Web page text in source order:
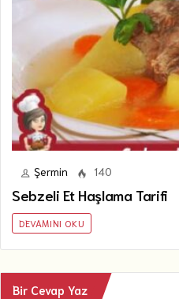
Şermin 140
Sebzeli Et Haşlama Tarifi
DEVAMINI OKU
Bir Cevap Yaz